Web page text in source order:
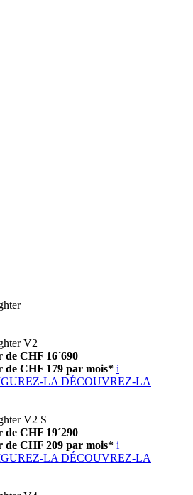
V2
CHF 16´690
de CHF 179 par mois* i
LA DÉCOUVREZ-LA
V2 S
CHF 19´290
de CHF 209 par mois* i
LA DÉCOUVREZ-LA